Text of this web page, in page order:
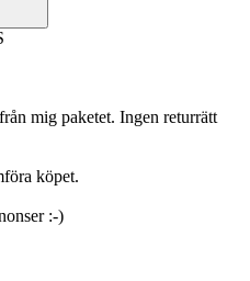
mig paketet. Ingen returrätt
köpet.
:-)